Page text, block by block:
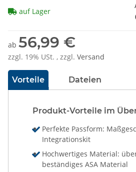
ab 56,99 €
zzgl. 19% USt. , zzgl. Versand
Vorteile Dateien
Produkt-Vorteile im
Perfekte Passform:
Integrationskit
Hochwertiges Material:
beständiges ASA Material
auf Lager